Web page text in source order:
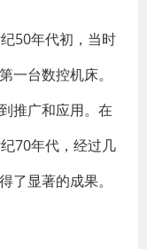
50年代初，当时
一台数控机床。
推广和应用。在
70年代，经过几
了显著的成果。